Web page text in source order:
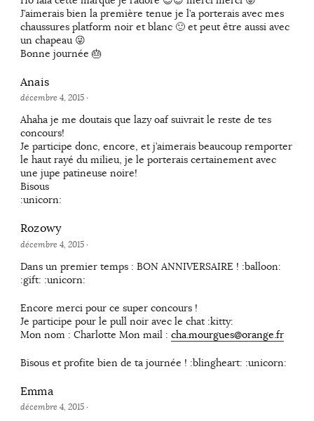
J’aimerais bien la première tenue je l’a porterais avec mes
chaussures platform noir et blanc 🙂 et peut être aussi avec
un chapeau 😜
Bonne journée 🎂
Anais
décembre 4, 2015·
Ahaha je me doutais que lazy oaf suivrait le reste de tes
concours!
Je participe donc, encore, et j’aimerais beaucoup remporter
le haut rayé du milieu, je le porterais certainement avec
une jupe patineuse noire!
Bisous
:unicorn:
Rozowy
décembre 4, 2015·
Dans un premier temps : BON ANNIVERSAIRE ! :balloon:
:gift: :unicorn:
Encore merci pour ce super concours !
Je participe pour le pull noir avec le chat :kitty:
Mon nom : Charlotte Mon mail : cha.mourgues@orange.fr
Bisous et profite bien de ta journée ! :blingheart: :unicorn:
Emma
décembre 4, 2015·